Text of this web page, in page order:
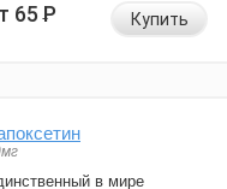
65Р Купить
в мире